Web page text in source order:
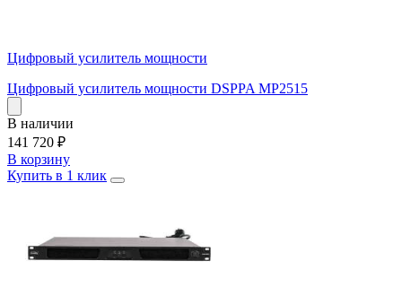
Цифровый усилитель мощности
Цифровый усилитель мощности DSPPA MP2515
В наличии
141 720 ₽
В корзину
Купить в 1 клик